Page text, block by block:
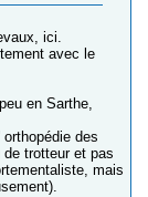
ici.
avec le
en Sarthe,
des
trotteur et pas
mais